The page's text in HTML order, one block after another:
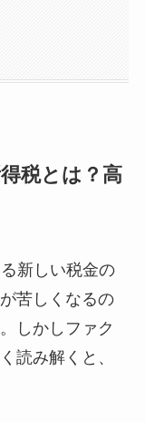
税とは？高
新しい税金の
苦しくなるの
しかしファク
読み解くと、